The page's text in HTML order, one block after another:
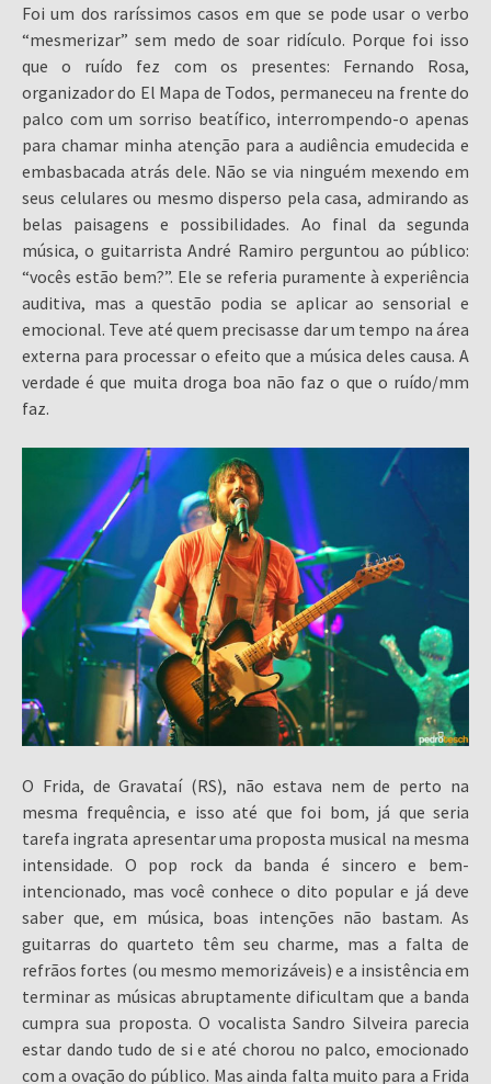
Foi um dos raríssimos casos em que se pode usar o verbo
“mesmerizar” sem medo de soar ridículo. Porque foi isso
que o ruído fez com os presentes: Fernando Rosa,
organizador do El Mapa de Todos, permaneceu na frente do
palco com um sorriso beatífico, interrompendo-o apenas
para chamar minha atenção para a audiência emudecida e
embasbacada atrás dele. Não se via ninguém mexendo em
seus celulares ou mesmo disperso pela casa, admirando as
belas paisagens e possibilidades. Ao final da segunda
música, o guitarrista André Ramiro perguntou ao público:
“vocês estão bem?”. Ele se referia puramente à experiência
auditiva, mas a questão podia se aplicar ao sensorial e
emocional. Teve até quem precisasse dar um tempo na área
externa para processar o efeito que a música deles causa. A
verdade é que muita droga boa não faz o que o ruído/mm
faz.
O Frida, de Gravataí (RS), não estava nem de perto na
mesma frequência, e isso até que foi bom, já que seria
tarefa ingrata apresentar uma proposta musical na mesma
intensidade. O pop rock da banda é sincero e bem-
intencionado, mas você conhece o dito popular e já deve
saber que, em música, boas intenções não bastam. As
guitarras do quarteto têm seu charme, mas a falta de
refrãos fortes (ou mesmo memorizáveis) e a insistência em
terminar as músicas abruptamente dificultam que a banda
cumpra sua proposta. O vocalista Sandro Silveira parecia
estar dando tudo de si e até chorou no palco, emocionado
com a ovação do público. Mas ainda falta muito para a Frida